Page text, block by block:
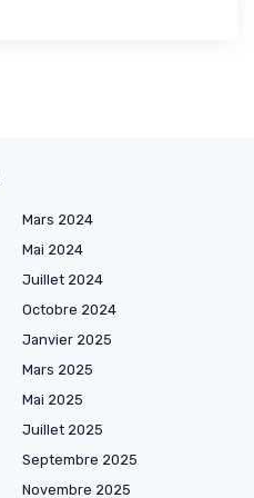
Mars 2024
Mai 2024
Juillet 2024
Octobre 2024
Janvier 2025
Mars 2025
Mai 2025
Juillet 2025
Septembre 2025
Novembre 2025